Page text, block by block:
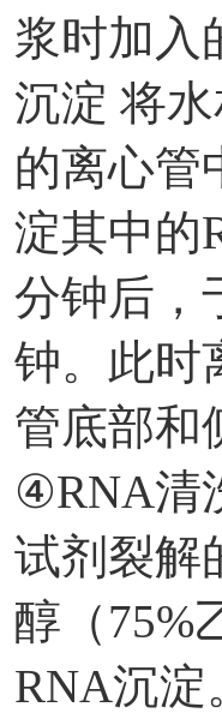
浆时加入
沉淀 将
的离心管
淀其中的
分钟后，
钟。此时
管底部和
④RNA清
试剂裂解
醇（75%
RNA沉淀